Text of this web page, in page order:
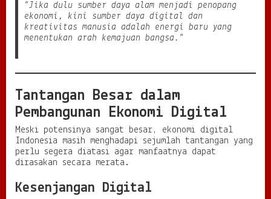
“Jika dulu sumber daya alam menjadi penopang
ekonomi, kini sumber daya digital dan
kreativitas manusia adalah energi baru yang
menentukan arah kemajuan bangsa.”
Tantangan Besar dalam
Pembangunan Ekonomi Digital
Meski potensinya sangat besar, ekonomi digital
Indonesia masih menghadapi sejumlah tantangan yang
perlu segera diatasi agar manfaatnya dapat
dirasakan secara merata.
Kesenjangan Digital